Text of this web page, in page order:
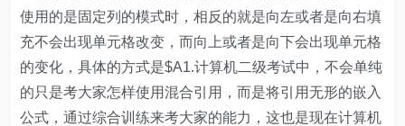
使用的是固定列的模式时，相反的就是向左或者是向右填
充不会出现单元格改变，而向上或者是向下会出现单元格
的变化，具体的方式是$A1.计算机二级考试中，不会单纯
的只是考大家怎样使用混合引用，而是将引用无形的嵌入
公式，通过综合训练来考大家的能力，这也是现在计算机